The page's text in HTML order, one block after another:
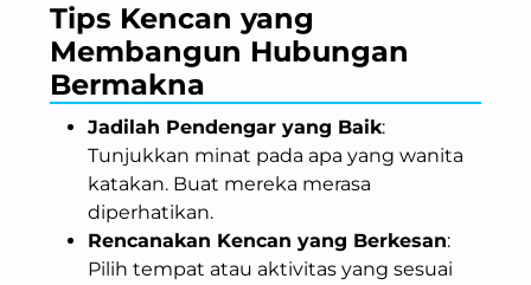
Tips Kencan yang
Membangun Hubungan
Bermakna
Jadilah Pendengar yang Baik:
Tunjukkan minat pada apa yang wanita
katakan. Buat mereka merasa
diperhatikan.
Rencanakan Kencan yang Berkesan:
Pilih tempat atau aktivitas yang sesuai